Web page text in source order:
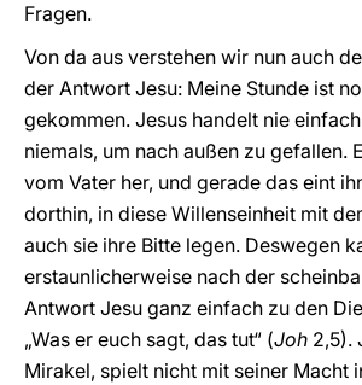
Fragen.
Von da aus verstehen wir nun auch
der Antwort Jesu: Meine Stunde ist
gekommen. Jesus handelt nie
niemals, um nach außen zu gefallen.
vom Vater her, und gerade das eint
dorthin, in diese Willenseinheit mit
auch sie ihre Bitte legen. Deswegen
erstaunlicherweise nach der
Antwort Jesu ganz einfach zu den
„Was er euch sagt, das tut“ (Joh 2,5).
Mirakel, spielt nicht mit seiner Macht